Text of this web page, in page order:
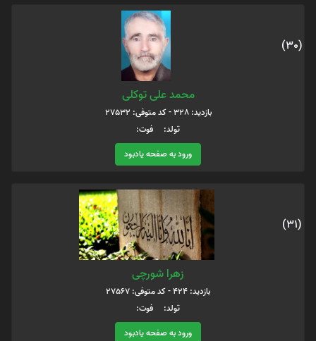
(30)
محمد علی توکلی
بازدید: 328 - کد متوفی: 27532
تولد: فوت:
ورود به صفحه یادبود
(31)
زهرا شورچی
بازدید: 424 - کد متوفی: 27567
تولد: فوت:
ورود به صفحه یادبود